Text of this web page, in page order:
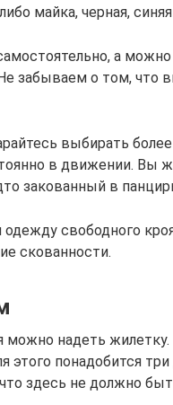
майка, черная,
а
забываем о том, что
выбирать
в движении. Вы
закованный в
свободного
скованности.
можно надеть
этого понадобится
здесь не должно